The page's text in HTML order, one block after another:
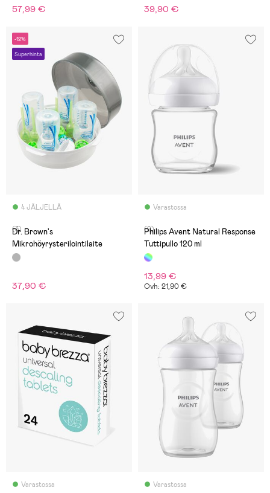
57,99 € 39,90 €
-12%
Superhinta
4 JÄLJELLÄ
(3)
Dr. Brown's
Mikrohöyrysterilointilaite
37,90 €
Varastossa
(9)
Philips Avent Natural Response
Tuttipullo 120 ml
13,99 €
Ovh: 21,90 €
Varastossa Varastossa